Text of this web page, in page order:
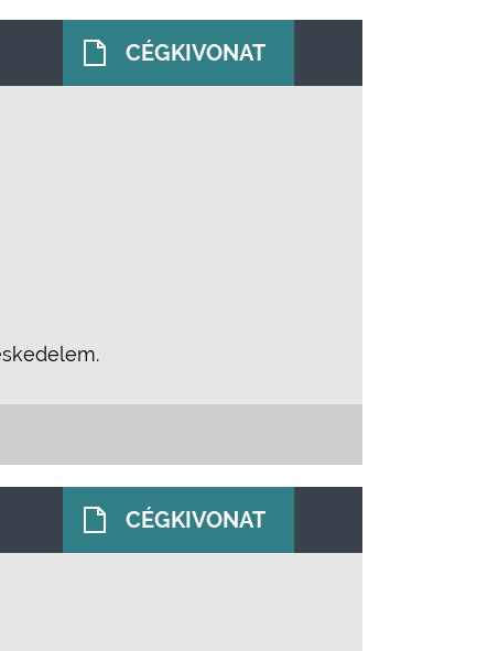
CÉGKIVONAT
CÉGKIVONAT